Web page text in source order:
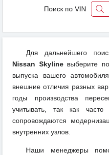
Поиск по VIN
Для дальнейшего
Nissan Skylineвыберите
выпуска вашего
внешние отличия разных
годы производства
учитывать, так как
сопровождаются
внутренних узлов.
Наши менеджеры